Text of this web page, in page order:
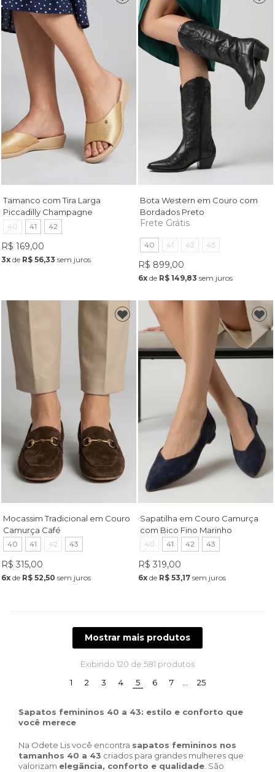
Tamanco com Tira Larga
Piccadilly Champagne
40 41 42
R$ 169,00
3xde R$ 56,33 sem juros
Bota Western em Couro com
Bordados Preto
Frete Grátis
40 41 42 43
R$ 899,00
6x de R$ 149,83 sem juros
Mocassim Tradicional em Couro
Camurça Café
40 41 42 43
R$ 315,00
6xde R$ 52,50 sem juros
Sapatilha em Couro Camurça
com Bico Fino Marinho
40 41 42 43
R$ 319,00
6x de R$ 53,17 sem juros
Mostrar mais produtos
Exibindo 120 de 581 produtos
1
2 3 4 5(current)
6 7 25
Sapatos femininos 40 a 43: estilo e conforto que
você merece
Na Odete Lis você encontra sapatos femininos nos
tamanhos 40 a 43 criados para grandes mulheres que
valorizam elegância, conforto e qualidade . São